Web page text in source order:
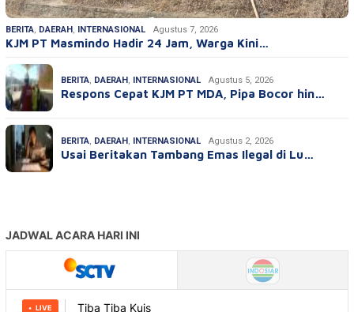
BERITA, DAERAH , INTERNASIONAL Agustus 7, 2026
KJM PT Masmindo Hadir 24 Jam, Warga Kini…
BERITA, DAERAH , INTERNASIONAL Agustus 5, 2026
Respons Cepat KJM PT MDA, Pipa Bocor hin…
BERITA, DAERAH , INTERNASIONAL Agustus 2, 2026
Usai Beritakan Tambang Emas Ilegal di Lu…